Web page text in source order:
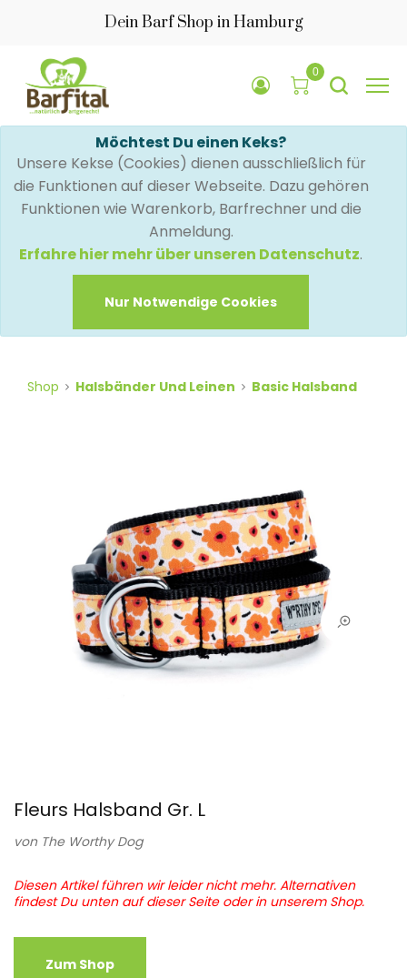
Dein Barf Shop in Hamburg
0
Möchtest Du einen Keks?
Unsere Kekse (Cookies) dienen ausschließlich für
die Funktionen auf dieser Webseite. Dazu gehören
Funktionen wie Warenkorb, Barfrechner und die
Anmeldung.
Erfahre hier mehr über unseren Datenschutz.
Nur Notwendige Cookies
Shop Halsbänder Und Leinen Basic Halsband
Fleurs Halsband Gr. L
von The Worthy Dog
Diesen Artikel führen wir leider nicht mehr. Alternativen
findest Du unten auf dieser Seite oder in unserem Shop.
Zum Shop